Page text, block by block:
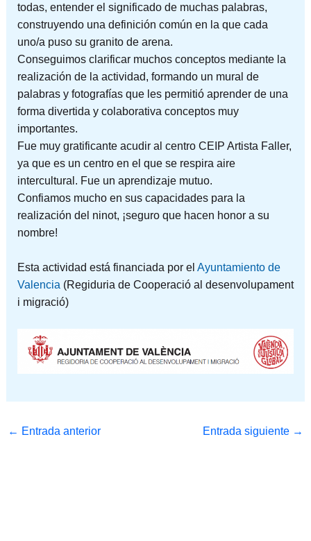
todas, entender el significado de muchas palabras,
construyendo una definición común en la que cada
uno/a puso su granito de arena.
Conseguimos clarificar muchos conceptos mediante la
realización de la actividad, formando un mural de
palabras y fotografías que les permitió aprender de una
forma divertida y colaborativa conceptos muy
importantes.
Fue muy gratificante acudir al centro CEIP Artista Faller,
ya que es un centro en el que se respira aire
intercultural. Fue un aprendizaje mutuo.
Confiamos mucho en sus capacidades para la
realización del ninot, ¡seguro que hacen honor a su
nombre!
Esta actividad está financiada por el Ayuntamiento de
Valencia (Regiduria de Cooperació al desenvolupament
i migració)
← Entrada anterior Entrada siguiente →